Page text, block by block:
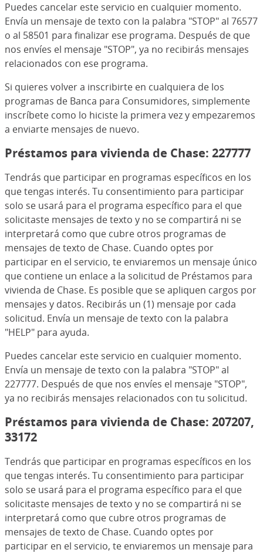
Puedes cancelar este servicio en cualquier momento.
Envía un mensaje de texto con la palabra "STOP" al 76577
o al 58501 para finalizar ese programa. Después de que
nos envíes el mensaje "STOP", ya no recibirás mensajes
relacionados con ese programa.
Si quieres volver a inscribirte en cualquiera de los
programas de Banca para Consumidores, simplemente
inscríbete como lo hiciste la primera vez y empezaremos
a enviarte mensajes de nuevo.
Préstamos para vivienda de Chase: 227777
Tendrás que participar en programas específicos en los
que tengas interés. Tu consentimiento para participar
solo se usará para el programa específico para el que
solicitaste mensajes de texto y no se compartirá ni se
interpretará como que cubre otros programas de
mensajes de texto de Chase. Cuando optes por
participar en el servicio, te enviaremos un mensaje único
que contiene un enlace a la solicitud de Préstamos para
vivienda de Chase. Es posible que se apliquen cargos por
mensajes y datos. Recibirás un (1) mensaje por cada
solicitud. Envía un mensaje de texto con la palabra
"HELP" para ayuda.
Puedes cancelar este servicio en cualquier momento.
Envía un mensaje de texto con la palabra "STOP" al
227777. Después de que nos envíes el mensaje "STOP",
ya no recibirás mensajes relacionados con tu solicitud.
Préstamos para vivienda de Chase: 207207,
33172
Tendrás que participar en programas específicos en los
que tengas interés. Tu consentimiento para participar
solo se usará para el programa específico para el que
solicitaste mensajes de texto y no se compartirá ni se
interpretará como que cubre otros programas de
mensajes de texto de Chase. Cuando optes por
participar en el servicio, te enviaremos un mensaje para